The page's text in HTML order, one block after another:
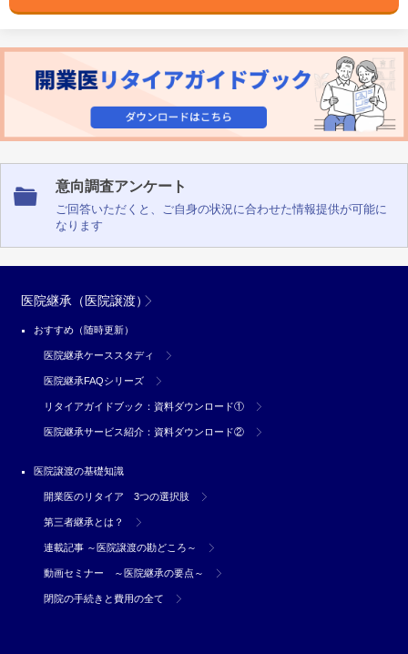
意向調査アンケート
ご回答いただくと、ご自身の状況に合わせた情報提供が可能に
なります
医院継承（医院譲渡）
おすすめ（随時更新）
医院継承ケーススタディ
医院継承FAQシリーズ
リタイアガイドブック：資料ダウンロード①
医院継承サービス紹介：資料ダウンロード②
医院譲渡の基礎知識
開業医のリタイア 3つの選択肢
第三者継承とは？
連載記事 ～医院譲渡の勘どころ～
動画セミナー ～医院継承の要点～
閉院の手続きと費用の全て